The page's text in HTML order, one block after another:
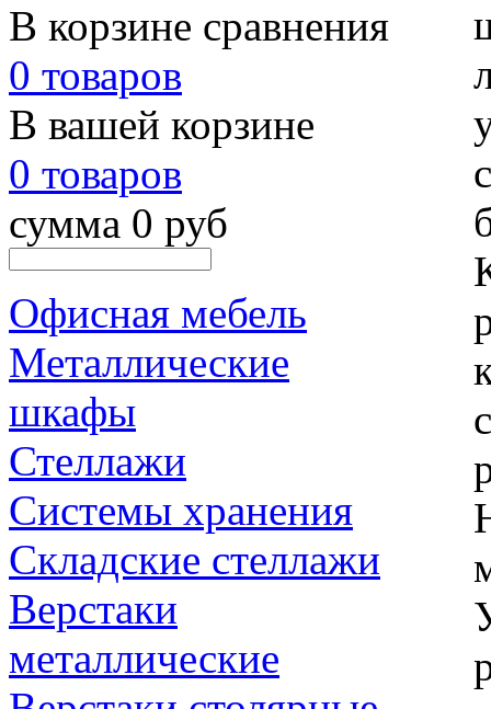
В корзине сравнения
0 товаров
В вашей корзине
0 товаров
сумма 0 руб
Офисная мебель
Металлические
шкафы
Стеллажи
Системы хранения
Складские стеллажи
Верстаки
металлические